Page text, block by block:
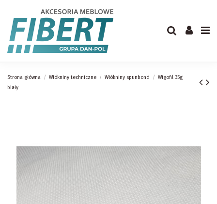
Strona główna Włókniny techniczne Włókniny spunbond
Wigofil 35g
biały